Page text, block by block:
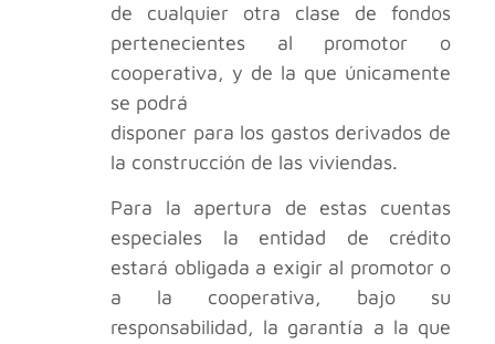
de cualquier otra clase de fondos
pertenecientes al promotor o
cooperativa, y de la que únicamente
se podrá
disponer para los gastos derivados de
la construcción de las viviendas.
Para la apertura de estas cuentas
especiales la entidad de crédito
estará obligada a exigir al promotor o
a la cooperativa, bajo su
responsabilidad, la garantía a la que